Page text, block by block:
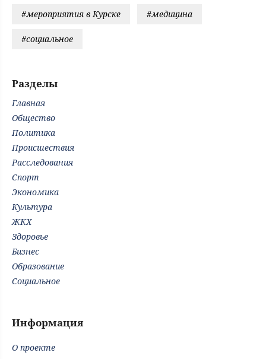
#мероприятия в Курске #медицина
#социальное
Разделы
Главная
Общество
Политика
Происшествия
Расследования
Спорт
Экономика
Культура
ЖКХ
Здоровье
Бизнес
Образование
Социальное
Информация
О проекте